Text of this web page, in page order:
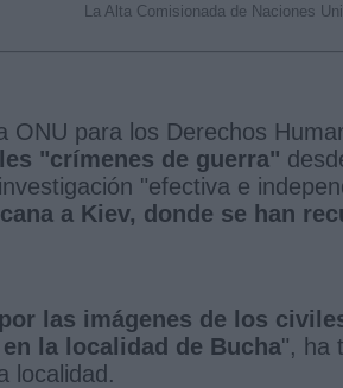
La Alta Comisionada de Naciones
ONU para los Derechos
"crímenes de guerra"
"efectiva e
a Kiev, donde se han
las imágenes de los
la localidad de Bucha", ha
localidad.